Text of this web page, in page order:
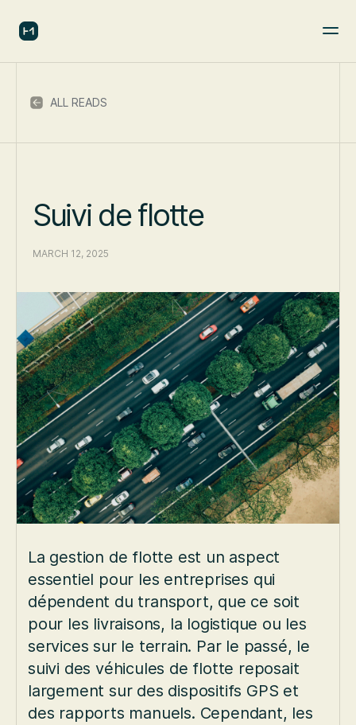
ALL READS
Suivi de flotte
MARCH 12, 2025
La gestion de flotte est un aspect
essentiel pour les entreprises qui
dépendent du transport, que ce soit
pour les livraisons, la logistique ou les
services sur le terrain. Par le passé, le
suivi des véhicules de flotte reposait
largement sur des dispositifs GPS et
des rapports manuels. Cependant, les